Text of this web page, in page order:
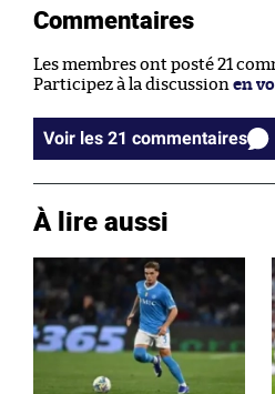
Commentaires
Les membres ont posté 21
Participez à la discussion en
Voir les 21 commentaires
À lire aussi